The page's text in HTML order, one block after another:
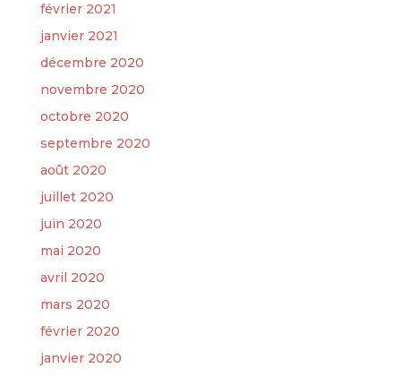
février 2021
janvier 2021
décembre 2020
novembre 2020
octobre 2020
septembre 2020
août 2020
juillet 2020
juin 2020
mai 2020
avril 2020
mars 2020
février 2020
janvier 2020